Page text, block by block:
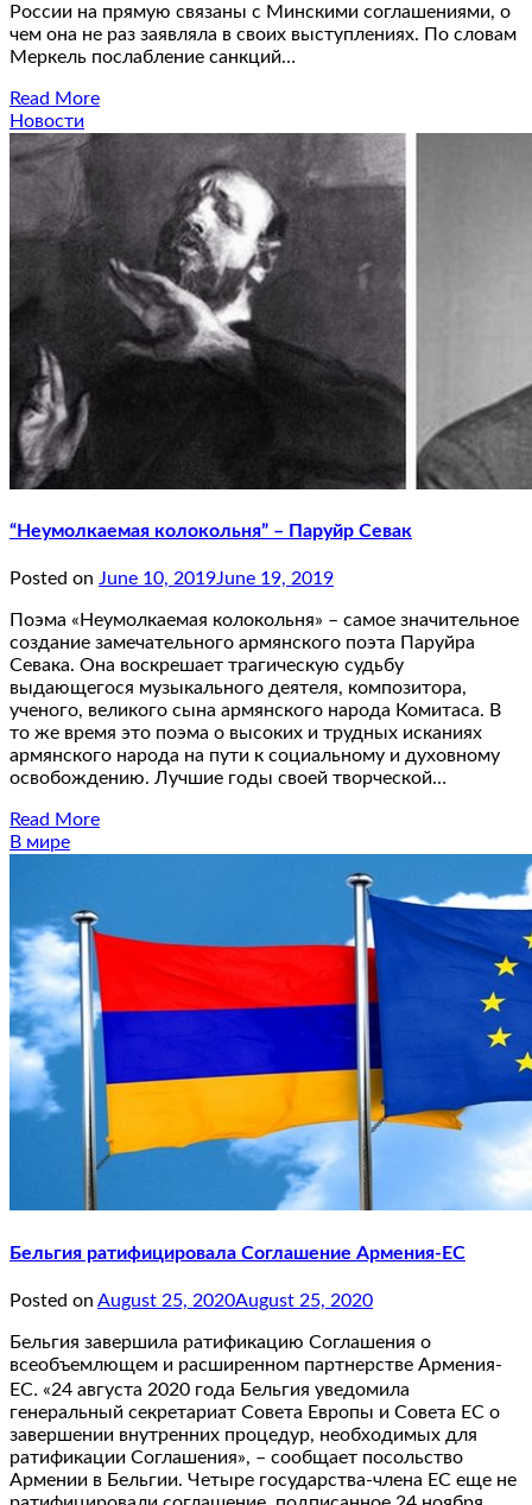
России на прямую связаны с Минскими соглашениями, о
чем она не раз заявляла в своих выступлениях. По словам
Меркель послабление санкций…
Read More
Новости
“Неумолкаемая колокольня” – Паруйр Севак
Posted on June 10, 2019June 19, 2019
Поэма «Неумолкаемая колокольня» – самое значительное
создание замечательного армянского поэта Паруйра
Севака. Она воскрешает трагическую судьбу
выдающегося музыкального деятеля, композитора,
ученого, великого сына армянского народа Комитаса. В
то же время это поэма о высоких и трудных исканиях
армянского народа на пути к социальному и духовному
освобождению. Лучшие годы своей творческой…
Read More
В мире
Бельгия ратифицировала Соглашение Армения-ЕС
Posted on August 25, 2020August 25, 2020
Бельгия завершила ратификацию Соглашения о
всеобъемлющем и расширенном партнерстве Армения-
ЕС․ «24 августа 2020 года Бельгия уведомила
генеральный секретариат Совета Европы и Совета ЕС о
завершении внутренних процедур, необходимых для
ратификации Соглашения», – сообщает посольство
Армении в Бельгии. Четыре государства-члена ЕС еще не